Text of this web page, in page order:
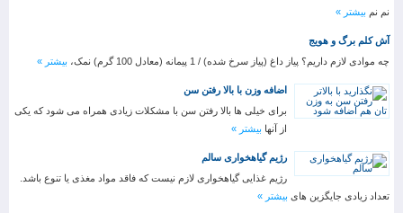
نم نم بیشتر »
آش کلم برگ و هویج
چه موادی لازم داریم؟ پیاز داغ (پیاز سرخ شده) / 1 پیمانه (معادل 100 گرم) نمک،
بیشتر »
اضافه وزن با بالا رفتن سن
برای خیلی ها بالا رفتن سن با مشکلات زیادی همراه می شود که یکی
از آنها بیشتر »
رژیم گیاهخواری سالم
رژیم غذایی گیاهخواری لازم نیست که فاقد مواد مغذی یا تنوع باشد.
تعداد زیادی جایگزین های بیشتر »